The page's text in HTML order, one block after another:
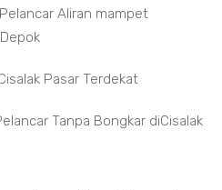
Aliran mampet
Pasar Terdekat
Tanpa Bongkar diCisalak